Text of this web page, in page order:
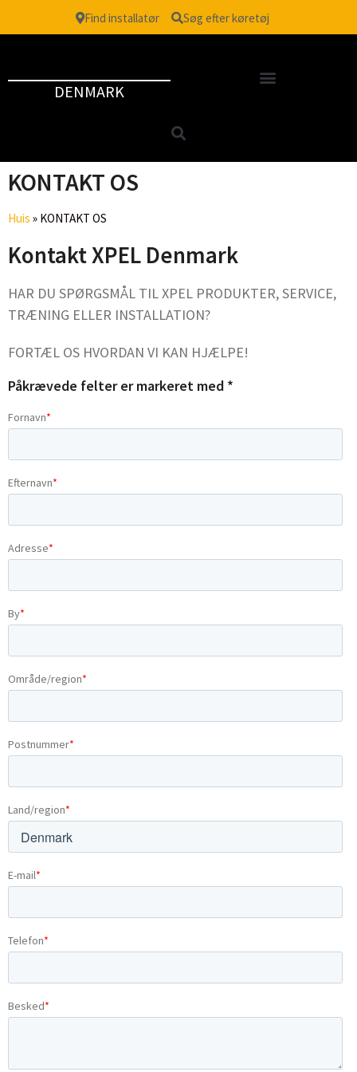
Find installatør Søg efter køretøj
DENMARK
KONTAKT OS
Huis » KONTAKT OS
Kontakt XPEL Denmark
HAR DU SPØRGSMÅL TIL XPEL PRODUKTER, SERVICE,
TRÆNING ELLER INSTALLATION?
FORTÆL OS HVORDAN VI KAN HJÆLPE!
Påkrævede felter er markeret med *